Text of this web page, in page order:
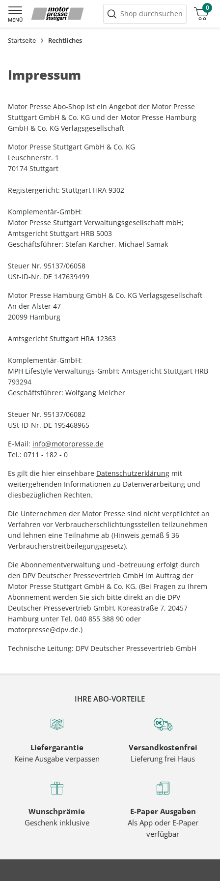
MENÜ
Shop durchsuchen
0
Warenkorb
Startseite Rechtliches
Impressum
Motor Presse Abo-Shop ist ein Angebot der Motor Presse
Stuttgart GmbH & Co. KG und der Motor Presse Hamburg
GmbH & Co. KG Verlagsgesellschaft
Motor Presse Stuttgart GmbH & Co. KG
Leuschnerstr. 1
70174 Stuttgart
Registergericht: Stuttgart HRA 9302
Komplementär-GmbH:
Motor Presse Stuttgart Verwaltungsgesellschaft mbH;
Amtsgericht Stuttgart HRB 5003
Geschäftsführer: Stefan Karcher, Michael Samak
Steuer Nr. 95137/06058
USt-ID-Nr. DE 147639499
Motor Presse Hamburg GmbH & Co. KG Verlagsgesellschaft
An der Alster 47
20099 Hamburg
Amtsgericht Stuttgart HRA 12363
Komplementär-GmbH:
MPH Lifestyle Verwaltungs-GmbH; Amtsgericht Stuttgart HRB
793294
Geschäftsführer: Wolfgang Melcher
Steuer Nr. 95137/06082
USt-ID-Nr. DE 195468965
E-Mail: info@motorpresse.de
Tel.: 0711 - 182 - 0
Es gilt die hier einsehbare Datenschutzerklärung mit
weitergehenden Informationen zu Datenverarbeitung und
diesbezüglichen Rechten.
Die Unternehmen der Motor Presse sind nicht verpflichtet an
Verfahren vor Verbraucherschlichtungsstellen teilzunehmen
und lehnen eine Teilnahme ab (Hinweis gemäß § 36
Verbraucherstreitbeilegungsgesetz).
Die Abonnementverwaltung und -betreuung erfolgt durch
den DPV Deutscher Pressevertrieb GmbH im Auftrag der
Motor Presse Stuttgart GmbH & Co. KG. (Bei Fragen zu Ihrem
Abonnement werden Sie sich bitte direkt an die DPV
Deutscher Pressevertrieb GmbH, Koreastraße 7, 20457
Hamburg unter Tel. 040 855 388 90 oder
motorpresse@dpv.de.)
Technische Leitung: DPV Deutscher Pressevertrieb GmbH
IHRE ABO-VORTEILE
Liefergarantie
Keine Ausgabe verpassen
Versandkostenfrei
Lieferung frei Haus
Wunschprämie
Geschenk inklusive
E-Paper Ausgaben
Als App oder E-Paper
verfügbar